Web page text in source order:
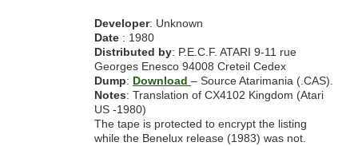
Developer: Unknown
Date: 1980
Distributed by: P.E.C.F. ATARI 9-11 rue
Georges Enesco 94008 Creteil Cedex
Dump: Download – Source Atarimania (.CAS).
Notes: Translation of CX4102 Kingdom (Atari
US -1980)
The tape is protected to encrypt the listing
while the Benelux release (1983) was not.